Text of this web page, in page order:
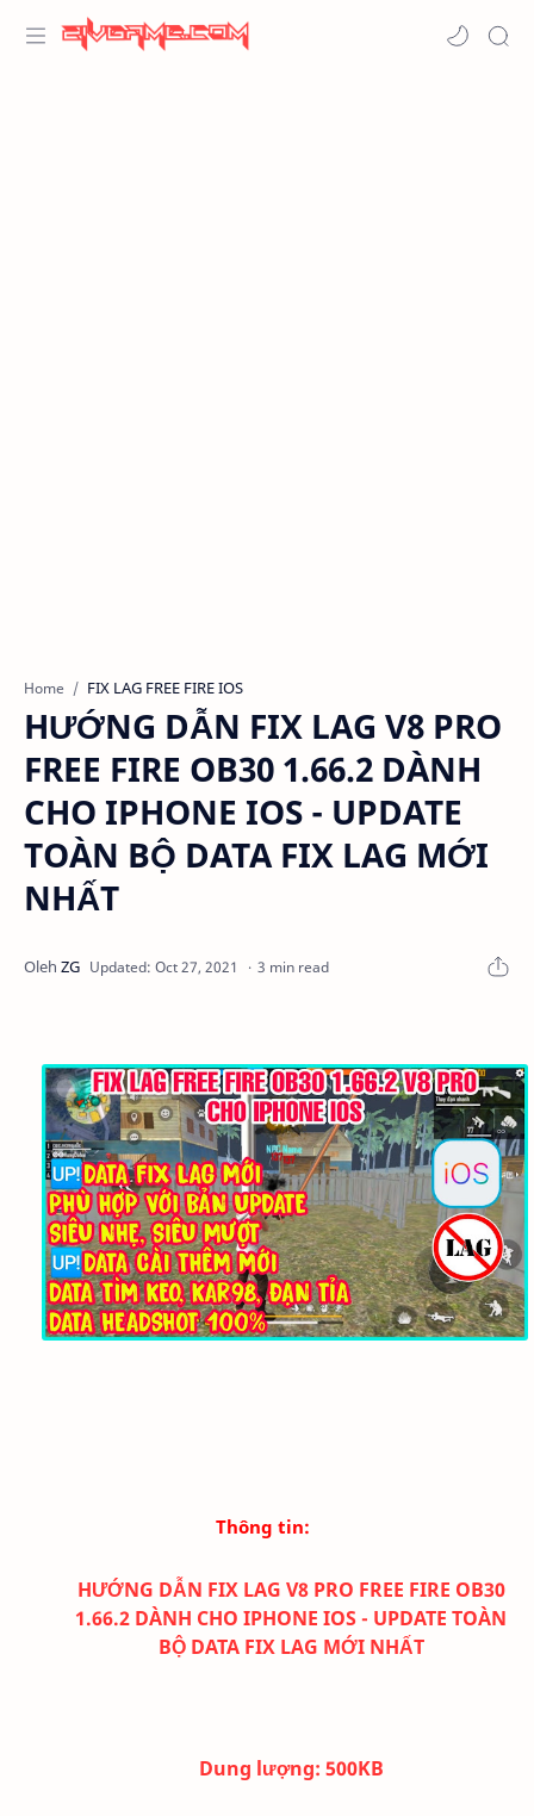
Home FIX LAG FREE FIRE IOS
HƯỚNG DẪN FIX LAG V8 PRO
FREE FIRE OB30 1.66.2 DÀNH
CHO IPHONE IOS - UPDATE
TOÀN BỘ DATA FIX LAG MỚI
NHẤT
3 min read
Thông tin:
HƯỚNG DẪN FIX LAG V8 PRO FREE FIRE OB30
1.66.2 DÀNH CHO IPHONE IOS - UPDATE TOÀN
BỘ DATA FIX LAG MỚI NHẤT
Dung lượng: 500KB